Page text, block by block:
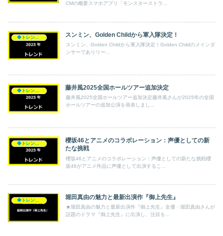
CMの概要スマホアプリ「モンスターストラ...
◆トレンド◆ スンミン、Golden Childから軍入隊決定！
スンミン、Golden Childから軍入隊決定！Golden Childのメインダ
ンサーでありリー...
藤井風2025全国ホールツアー追加決定
藤井風2025全国ホールツアー追加決定藤井風さんが2025年の全国
ホールツアーの追加公演を発表しまし...
櫻坂46とアニメのコラボレーション：声優としての新
たな挑戦
櫻坂46とアニメのコラボレーション：声優としての新たな挑戦櫻
坂46がアニメ作品に声優として出演するこ...
堀田真由の魅力と最新出演作『御上先生』
★堀田真由の魅力と最新出演作『御上先生』女優・堀田真由さんが
話題のドラマ『御上先生』に出演し、注目を...